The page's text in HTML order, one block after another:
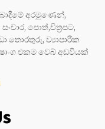
අරමුණෙන්,
පොත්,චිත්‍රපට,
තොරතුරු, ව්‍යාපාරික
එකම වෙබ් අඩවියක්